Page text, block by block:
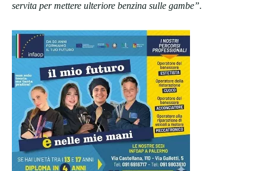
servita per mettere ulteriore benzina sulle gambe”.